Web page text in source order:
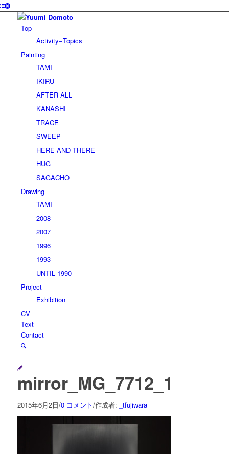
Top
Activity−Topics
Painting
TAMI
IKIRU
AFTER ALL
KANASHI
TRACE
SWEEP
HERE AND THERE
HUG
SAGACHO
Drawing
TAMI
2008
2007
1996
1993
UNTIL 1990
Project
Exhibition
CV
Text
Contact
mirror_MG_7712_1
2015年6月2日/0 コメント/作成者: _tfujiwara